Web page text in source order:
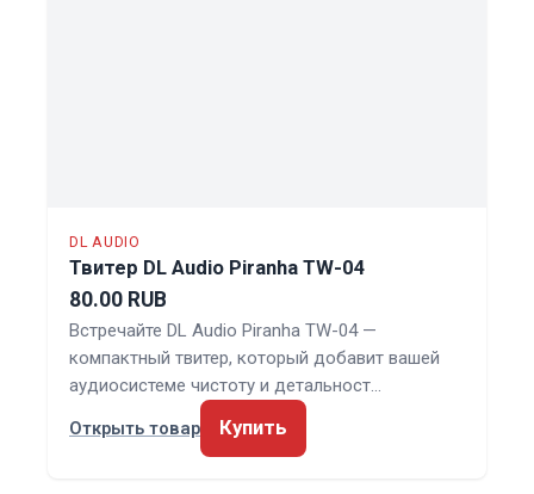
DL AUDIO
Твитер DL Audio Piranha TW-04
80.00 RUB
Встречайте DL Audio Piranha TW-04 —
компактный твитер, который добавит вашей
аудиосистеме чистоту и детальност…
Открыть товар
Купить